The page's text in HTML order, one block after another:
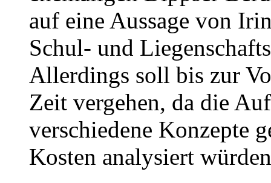
auf eine Aussage von
Schul- und
Allerdings soll bis zur
Zeit vergehen, da die
verschiedene Konzepte
Kosten analysiert